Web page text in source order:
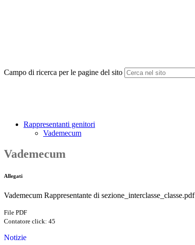
Campo di ricerca per le pagine del sito
Rappresentanti genitori
Vademecum
Vademecum
Allegati
Vademecum Rappresentante di sezione_interclasse_classe.pdf
File PDF
Contatore click: 45
Notizie